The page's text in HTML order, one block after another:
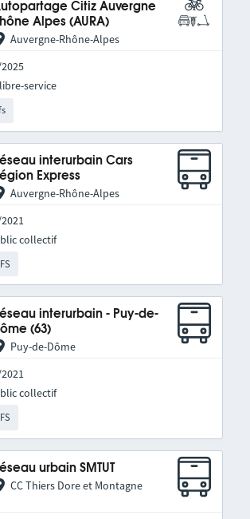
Citiz Auvergne
Alpes (AURA)
Auvergne-Rhône-Alpes
service
interurbain Cars
Express
Auvergne-Rhône-Alpes
collectif
interurbain - Puy-de-
(63)
Puy-de-Dôme
collectif
urbain SMTUT
CC Thiers Dore et Montagne